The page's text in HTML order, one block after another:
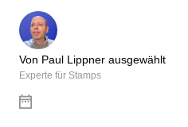
Von Paul Lippner ausgewählt
Experte für Stamps